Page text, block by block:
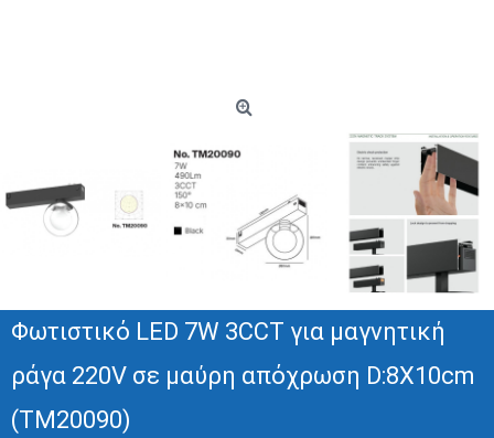
Φωτιστικό LED 7W 3CCT για μαγνητική
ράγα 220V σε μαύρη απόχρωση D:8X10cm
(TM20090)